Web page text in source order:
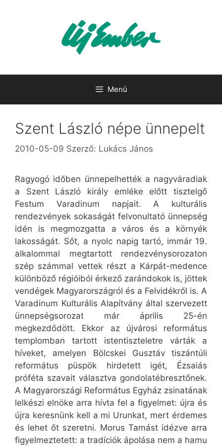
Menü
Szent László népe ünnepelt
2010-05-09 Szerző: Lukács János
Ragyogó időben ünnepelhették a nagyváradiak
a Szent László király emléke előtt tisztelgő
Festum Varadinum napjait. A kulturális
rendezvények sokaságát felvonultató ünnepség
idén is megmozgatta a város és a környék
lakosságát. Sőt, a nyolc napig tartó, immár 19.
alkalommal megtartott rendezvénysorozaton
szép számmal vettek részt a Kárpát-medence
különböző régióiból érkező zarándokok is, jöttek
vendégek Magyarországról és a Felvidékről is. A
Varadinum Kulturális Alapítvány által szervezett
ünnepségsorozat már április 25-én
megkezdődött. Ekkor az újvárosi református
templomban tartott istentiszteletre várták a
híveket, amelyen Bölcskei Gusztáv tiszántúli
református püspök hirdetett igét, Ézsaiás
próféta szavait választva gondolatébresztőnek.
A Magyarországi Református Egyház zsinatának
lelkészi elnöke arra hívta fel a figyelmet: újra és
újra keresnünk kell a mi Urunkat, mert érdemes
és lehet őt szeretni. Morus Tamást idézve arra
figyelmeztetett: a tradíciók ápolása nem a hamu